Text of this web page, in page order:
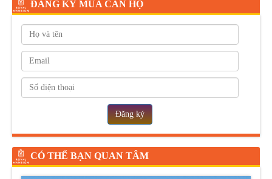
ĐĂNG KÝ MUA CĂN HỘ
Đăng ký
CÓ THỂ BẠN QUAN TÂM